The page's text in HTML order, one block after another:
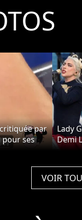
par
pour ses
Lady
Demi
ont
Biden
VOIR